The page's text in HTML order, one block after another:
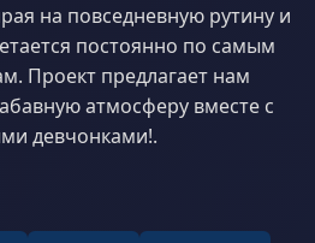
на повседневную рутину и
постоянно по самым
Проект предлагает нам
атмосферу вместе с
девчонками!.